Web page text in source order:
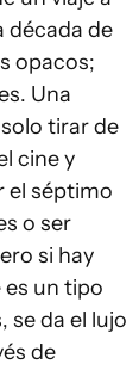
década de
opacos;
Una
tirar de
cine y
el séptimo
o ser
si hay
es un tipo
se da el lujo
de